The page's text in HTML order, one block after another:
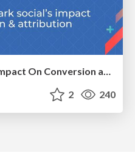
Measuring Dark Social's Impact On Conversion and Attribution
2 240